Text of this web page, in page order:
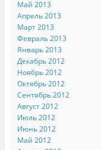
Май 2013
Апрель 2013
Март 2013
Февраль 2013
Январь 2013
Декабрь 2012
Ноябрь 2012
Октябрь 2012
Сентябрь 2012
Август 2012
Июль 2012
Июнь 2012
Май 2012